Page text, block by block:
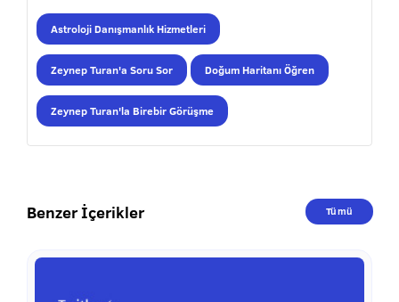
Astroloji Danışmanlık Hizmetleri
Zeynep Turan'a Soru Sor Doğum Haritanı Öğren
Zeynep Turan'la Birebir Görüşme
Benzer İçerikler Tümü